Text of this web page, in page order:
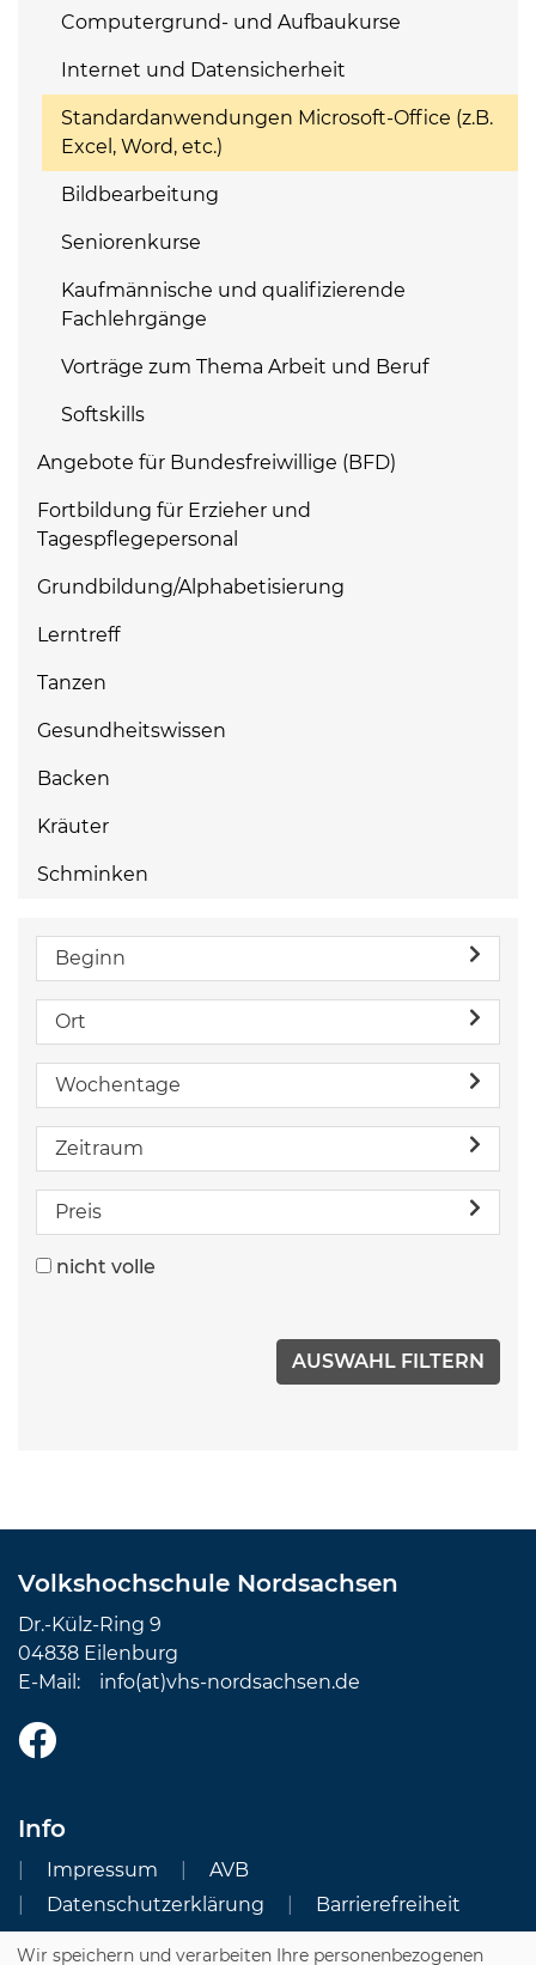
Computergrund- und Aufbaukurse
Internet und Datensicherheit
Standardanwendungen Microsoft-Office (z.B.
Excel, Word, etc.)
Bildbearbeitung
Seniorenkurse
Kaufmännische und qualifizierende
Fachlehrgänge
Vorträge zum Thema Arbeit und Beruf
Softskills
Angebote für Bundesfreiwillige (BFD)
Fortbildung für Erzieher und
Tagespflegepersonal
Grundbildung/Alphabetisierung
Lerntreff
Tanzen
Gesundheitswissen
Backen
Kräuter
Schminken
Beginn
Ort
Wochentage
Zeitraum
Preis
nicht volle
Volkshochschule Nordsachsen
Dr.-Külz-Ring 9
04838 Eilenburg
E-Mail: info(at)vhs-nordsachsen.de
Info
Impressum
AVB
Datenschutzerklärung
Barrierefreiheit
Cookie Einstellungen
Wir speichern und verarbeiten Ihre personenbezogenen